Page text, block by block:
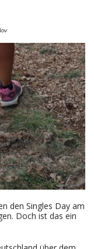
den Singles Day am
Doch ist das ein